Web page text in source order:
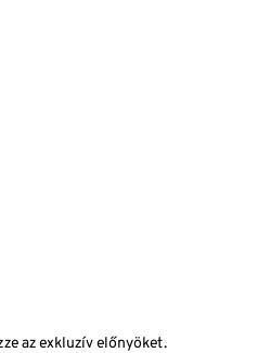
az exkluzív előnyöket.